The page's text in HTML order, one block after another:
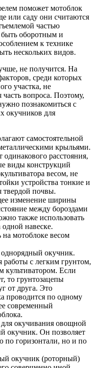
поможет мотоблок
или саду они считаются
частью
быть оборотным и
к технике
нескольких видов.
не получится. На
среди которых
участка, не
вопроса. Поэтому,
познакомиться с
окучников для
самостоятельной
крыльями.
одинакового расстояния,
виды конструкций
весом, не
устройства тонкие и
твердой почвы.
изменение ширины
между бороздами
также использовать
одной навеске.
на мотоблоке весом
окучник.
работы с легким грунтом,
культиватором. Если
то грунтозацепы
от друга. Это
проводится по одному
современный
окучивания овощной
окучник. Он позволяет
по горизонтали, но и по
окучник (роторный)